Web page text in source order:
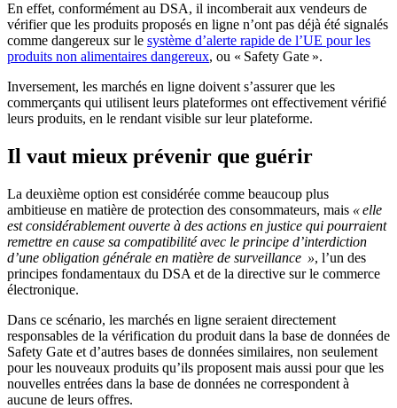
En effet, conformément au DSA, il incomberait aux vendeurs de
vérifier que les produits proposés en ligne n’ont pas déjà été signalés
comme dangereux sur le système d’alerte rapide de l’UE pour les
produits non alimentaires dangereux, ou « Safety Gate ».
Inversement, les marchés en ligne doivent s’assurer que les
commerçants qui utilisent leurs plateformes ont effectivement vérifié
leurs produits, en le rendant visible sur leur plateforme.
Il vaut mieux prévenir que guérir
La deuxième option est considérée comme beaucoup plus
ambitieuse en matière de protection des consommateurs, mais « elle
est considérablement ouverte à des actions en justice qui pourraient
remettre en cause sa compatibilité avec le principe d’interdiction
d’une obligation générale en matière de surveillance », l’un des
principes fondamentaux du DSA et de la directive sur le commerce
électronique.
Dans ce scénario, les marchés en ligne seraient directement
responsables de la vérification du produit dans la base de données de
Safety Gate et d’autres bases de données similaires, non seulement
pour les nouveaux produits qu’ils proposent mais aussi pour que les
nouvelles entrées dans la base de données ne correspondent à
aucune de leurs offres.